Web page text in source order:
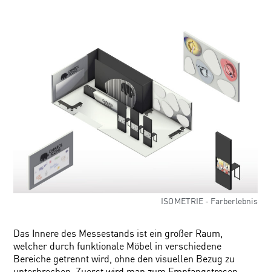
ISOMETRIE - Farberlebnis
Das Innere des Messestands ist ein großer Raum,
welcher durch funktionale Möbel in verschiedene
Bereiche getrennt wird, ohne den visuellen Bezug zu